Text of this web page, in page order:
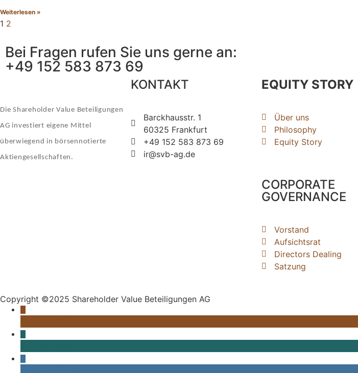
Weiterlesen »
1 2
Bei Fragen rufen Sie uns gerne an:
+49 152 583 873 69
Die Shareholder Value Beteiligungen
AG investiert eigene Mittel
überwiegend in börsennotierte
Aktiengesellschaften.
KONTAKT
Barckhausstr. 1
60325 Frankfurt
+49 152 583 873 69
ir@svb-ag.de
EQUITY STORY
Über uns
Philosophy
Equity Story
CORPORATE
GOVERNANCE
Vorstand
Aufsichtsrat
Directors Dealing
Satzung
Copyright ©2025 Shareholder Value Beteiligungen AG